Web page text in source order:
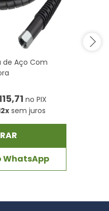
de Aço Com
no PIX
sem juros
WhatsApp